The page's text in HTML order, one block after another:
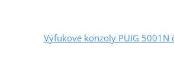
Výfukové konzoly PUIG 5001N